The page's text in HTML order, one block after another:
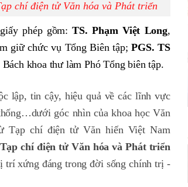
chí điện tử Văn hóa và Phát triển
phép gồm:TS. Phạm Việt Long,
giữ chức vụ Tổng Biên tập; PGS. TS
khoa thư làm Phó Tổng biên tập.
lập, tin cậy, hiệu quả về các lĩnh vực
góc nhìn của khoa học Văn
Tạp chí điện tử Văn hiến Việt Nam
Tạp chí điện tử Văn hóa và Phát triển
trí xứng đáng trong đời sống chính trị -